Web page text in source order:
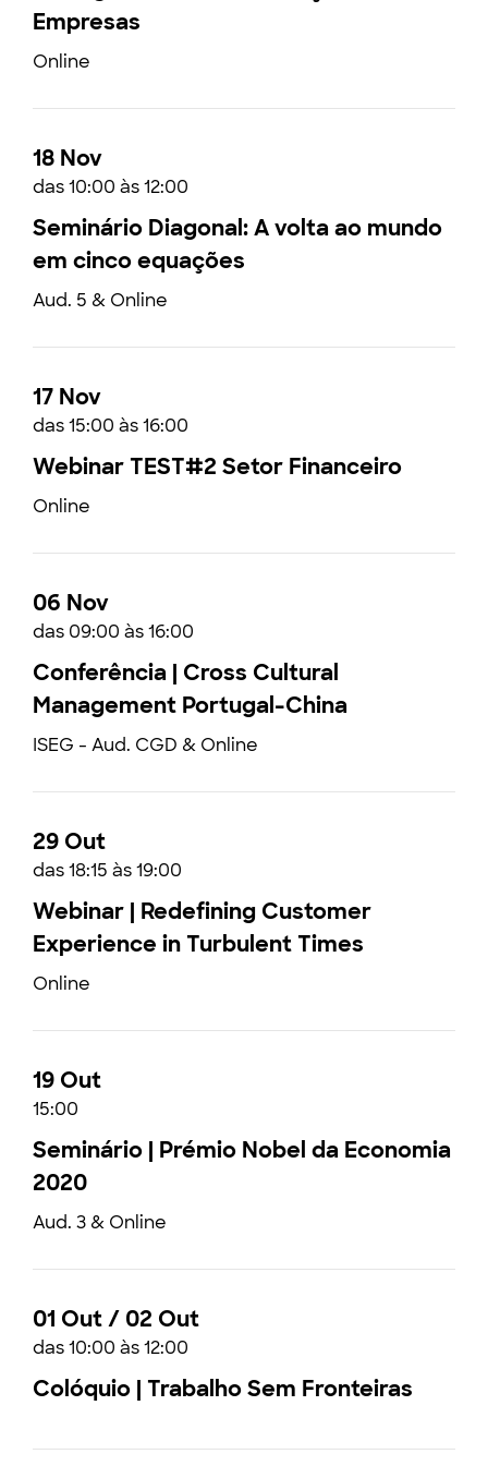
Empresas
Online
18 Nov
das 10:00 às 12:00
Seminário Diagonal: A volta ao mundo
em cinco equações
Aud. 5 & Online
17 Nov
das 15:00 às 16:00
Webinar TEST#2 Setor Financeiro
Online
06 Nov
das 09:00 às 16:00
Conferência | Cross Cultural
Management Portugal-China
ISEG - Aud. CGD & Online
29 Out
das 18:15 às 19:00
Webinar | Redefining Customer
Experience in Turbulent Times
Online
19 Out
15:00
Seminário | Prémio Nobel da Economia
2020
Aud. 3 & Online
01 Out / 02 Out
das 10:00 às 12:00
Colóquio | Trabalho Sem Fronteiras